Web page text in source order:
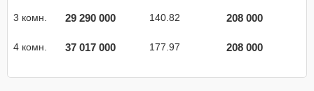
3 комн. 29 290 000 140.82 208 000
4 комн. 37 017 000 177.97 208 000